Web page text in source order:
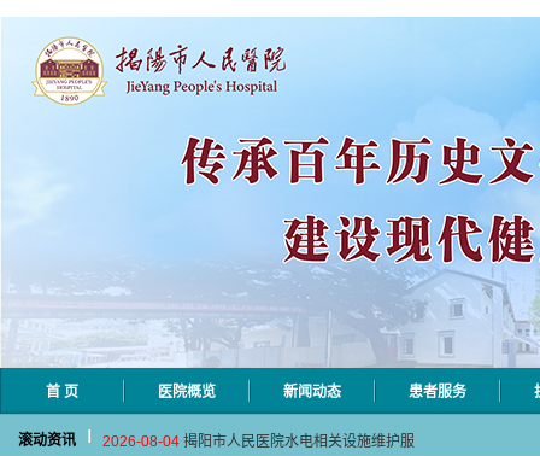
首 页 医院概览 新闻动态 患者服务
滚动资讯
2026-08-06 揭阳市人民医院采集自动对焦相机市
2026-08-04 揭阳市人民医院水电相关设施维护服